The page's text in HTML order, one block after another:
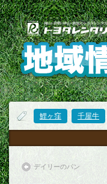
鯉ヶ窪 千屋牛
デイリーのパン